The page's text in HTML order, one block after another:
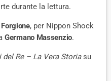
durante la lettura.
, per Nippon Shock
Germano Massenzio.
del Re – La Vera Storiasu